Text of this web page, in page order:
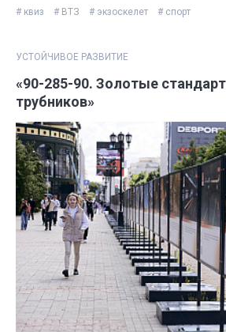
# квиз
# ВТЗ # экзоскелет # спорт
УСТОЙЧИВОЕ РАЗВИТИЕ
«90-285-90. Золотые
трубников»